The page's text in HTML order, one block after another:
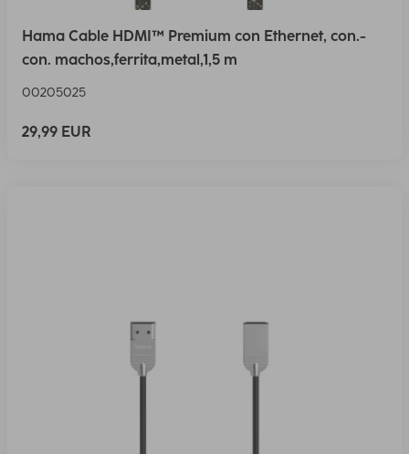
Hama Cable HDMI™ Premium con Ethernet, con.-
con. machos,ferrita,metal,1,5 m
00205025
29,99 EUR